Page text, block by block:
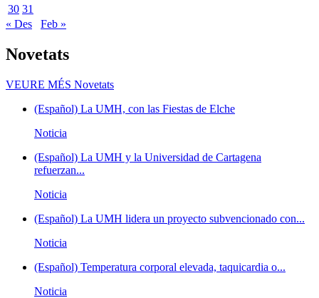
30 31
« Des
Feb »
Novetats
VEURE MÉS Novetats
(Español) La UMH, con las Fiestas de Elche
Noticia
(Español) La UMH y la Universidad de Cartagena
refuerzan...
Noticia
(Español) La UMH lidera un proyecto subvencionado con...
Noticia
(Español) Temperatura corporal elevada, taquicardia o...
Noticia